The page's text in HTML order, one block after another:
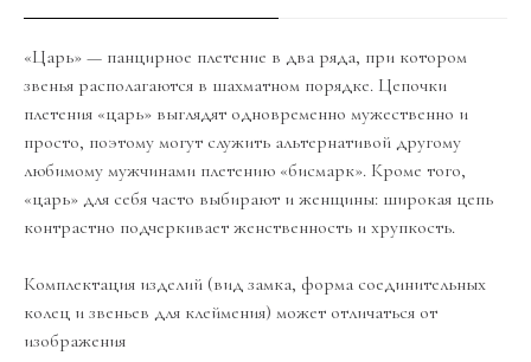
«Царь» — панцирное плетение в два ряда, при котором
звенья располагаются в шахматном порядке. Цепочки
плетения «царь» выглядят одновременно мужественно и
просто, поэтому могут служить альтернативой другому
любимому мужчинами плетению «бисмарк». Кроме того,
«царь» для себя часто выбирают и женщины: широкая цепь
контрастно подчеркивает женственность и хрупкость.
Комплектация изделий (вид замка, форма соединительных
колец и звеньев для клеймения) может отличаться от
изображения